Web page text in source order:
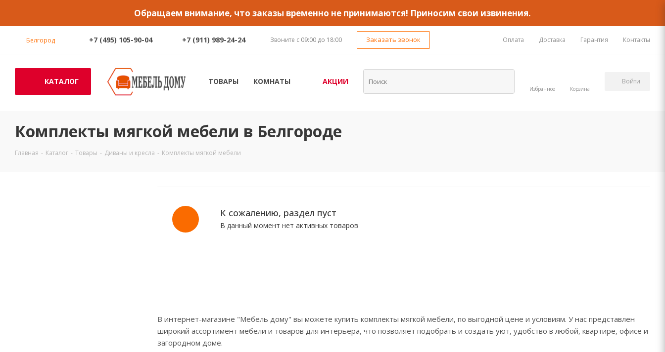
Обращаем внимание, что заказы временно не принимаются! Приносим свои извинения.
Белгород +7 (495) 105-90-04 +7 (911) 989-24-24 Звоните с 09:00 до 18:00 Заказать звонок Оплата Доставка Гарантия Контакты
КАТАЛОГ ТОВАРЫ КОМНАТЫ АКЦИИ
Избранное Корзина
Войти
Комплекты мягкой мебели в Белгороде
Главная - Каталог - Товары - Диваны и кресла - Комплекты мягкой мебели
К сожалению, раздел пуст
В данный момент нет активных товаров
В интернет-магазине "Мебель дому" вы можете купить комплекты мягкой мебели, по выгодной цене и условиям. У нас представлен
широкий ассортимент мебели и товаров для интерьера, что позволяет подобрать и создать уют, удобство в любой, квартире, офисе и
загородном доме.